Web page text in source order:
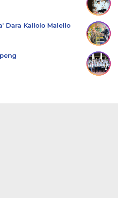
Dara Kallolo Malello